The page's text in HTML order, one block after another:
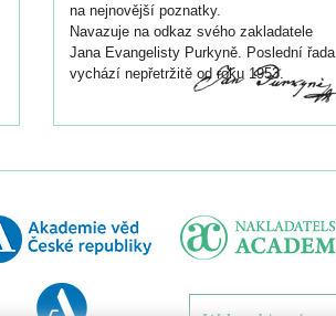
na nejnovější poznatky.
Navazuje na odkaz svého zakladatele
Jana Evangelisty Purkyně. Poslední řada
vychází nepřetržitě od roku 1953.